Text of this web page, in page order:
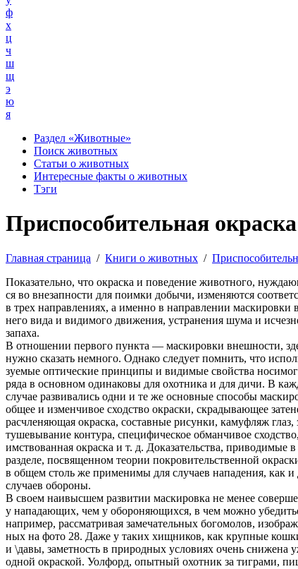
ф
х
ц
ч
ш
щ
э
ю
я
Раздел «Животные»
Поиск животных
Статьи о животных
Интересные факты о животных
Тэги
Приспособительная
Главная страница / Книги о животных /
Показательно, что окраска и поведение животного,
ся во внезапности для поимки добычи, изменяются
в трех направлениях, а именно в направлении маскировки
него вида и видимого движения, устранения шума и
запаха.
В отношении первого пункта — маскировки внешности,
нужно сказать немного. Однако следует помнить, что
зуемые оптические принципы и видимые свойства
ряда в основном одинаковы для охотника и для дичи. В
случае развивались одни и те же основные способы
общее и изменчивое сходство окраски, скрадывающее
расчленяющая окраска, составные рисунки, камуфляж глаз,
тушевывание контура, специфическое обманчивое
имствованная окраска и т. д. Доказательства, приводимые в
разделе, посвященном теории покровительственной
в общем столь же применимы для случаев нападения, как и
случаев обороны.
В своем наивысшем развитии маскировка не менее
у нападающих, чем у обороняющихся, в чем можно
например, рассматривая замечательных богомолов,
ных на фото 28. Даже у таких хищников, как крупные
и \давы, заметность в природных условиях очень снижена
одной окраской. Уолфорд, опытный охотник за тиграми,